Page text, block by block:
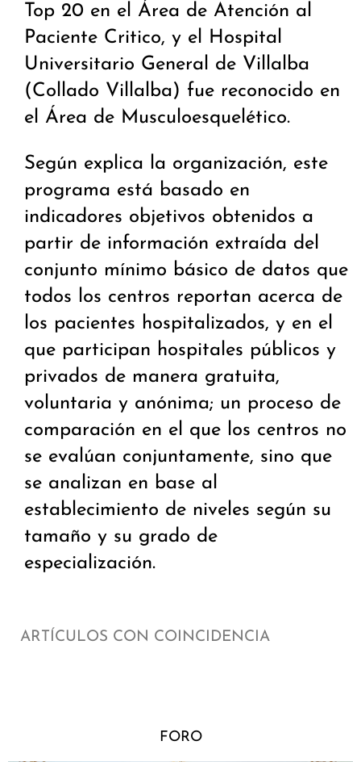
Top 20 en el Área de Atención al
Paciente Critico, y el Hospital
Universitario General de Villalba
(Collado Villalba) fue reconocido en
el Área de Musculoesquelético.
Según explica la organización, este
programa está basado en
indicadores objetivos obtenidos a
partir de información extraída del
conjunto mínimo básico de datos que
todos los centros reportan acerca de
los pacientes hospitalizados, y en el
que participan hospitales públicos y
privados de manera gratuita,
voluntaria y anónima; un proceso de
comparación en el que los centros no
se evalúan conjuntamente, sino que
se analizan en base al
establecimiento de niveles según su
tamaño y su grado de
especialización.
ARTÍCULOS CON COINCIDENCIA
FORO